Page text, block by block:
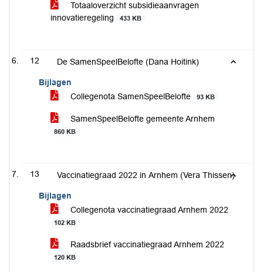
Totaaloverzicht subsidieaanvragen
innovatieregeling
433 KB
12 De SamenSpeelBelofte (Dana Hoitink)
Bijlagen
Collegenota SamenSpeelBelofte
93 KB
SamenSpeelBelofte gemeente Arnhem
860 KB
13 Vaccinatiegraad 2022 in Arnhem (Vera Thissen)
Bijlagen
Collegenota vaccinatiegraad Arnhem 2022
102 KB
Raadsbrief vaccinatiegraad Arnhem 2022
120 KB